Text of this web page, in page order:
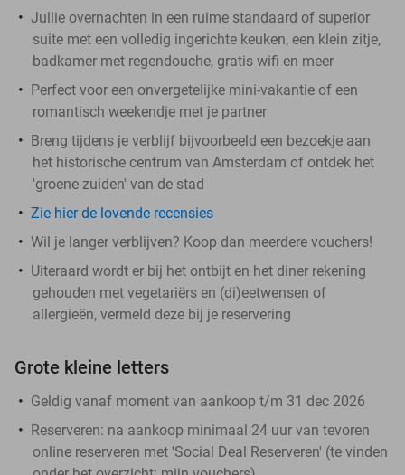
Jullie overnachten in een ruime standaard of superior
suite met een volledig ingerichte keuken, een klein zitje,
badkamer met regendouche, gratis wifi en meer
Perfect voor een onvergetelijke mini-vakantie of een
romantisch weekendje met je partner
Breng tijdens je verblijf bijvoorbeeld een bezoekje aan
het historische centrum van Amsterdam of ontdek het
'groene zuiden' van de stad
Zie hier de lovende recensies
Wil je langer verblijven? Koop dan meerdere vouchers!
Uiteraard wordt er bij het ontbijt en het diner rekening
gehouden met vegetariërs en (di)eetwensen of
allergieën, vermeld deze bij je reservering
Grote kleine letters
Geldig vanaf moment van aankoop t/m 31 dec 2026
Reserveren: na aankoop minimaal 24 uur van tevoren
online reserveren met 'Social Deal Reserveren' (te vinden